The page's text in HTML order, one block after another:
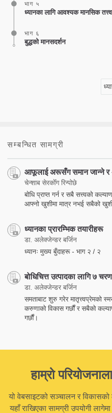
भाग ५
ध्यानका लागि आवश्यक मानसिक तत्त्व
भाग ६
बुद्धको मानसदर्शन
सम्बन्धित सामग्री
आफूलाई अरूसँग समान जान्ने र
चेन्शाब सेरकोँग रिन्पोछे
बोधि प्राप्त गर्न र सबै सत्त्वको
आफ्नो खुशीमा मात्र नभई सबैको
ध्यानका प्रारम्भिक तयारीहरू
डा. अलेक्जेन्डर बर्जिन
ध्यानः मुख्य बुँदाहरू - भाग २ / २
बोधिचित्त उत्पादका लागि ७
डा. अलेक्जेन्डर बर्जिन
समताबाट शुरु गरेर मातृत्त्वप्रेमको
करुणाको विकास गर्छौं र सबैको
गर्छौं।
हाम्रो
यो वेबसाइटको सञ्चालन र विकासको
यहाँ राखिएका सामग्री उपयोगी